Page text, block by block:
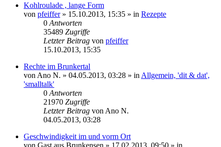
Kohlroulade , lange Form
von pfeiffer» 15.10.2013, 15:35 » in Rezepte
0 Antworten
35489 Zugriffe
Letzter Beitrag von pfeiffer
15.10.2013, 15:35
Rechte im Brunkertal
von Ano N. » 04.05.2013, 03:28 » in Allgemein, 'dit & dat',
'smalltalk'
0 Antworten
21970 Zugriffe
Letzter Beitrag von Ano N.
04.05.2013, 03:28
Geschwindigkeit im und vorm Ort
von Gast aus Brunkensen » 17.02.2013, 09:50 » in